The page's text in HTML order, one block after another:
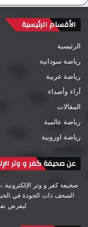
الأقسام الرئيسية
الرئيسية
رياضة سودانية
رياضة عربية
آراء وأصداء
المقالات
رياضة عالمية
رياضة اوروبية
عن صحيفة كفر و وتر
صحيفة كفر و وتر
الصحف ذات الجودة في
ليفرض